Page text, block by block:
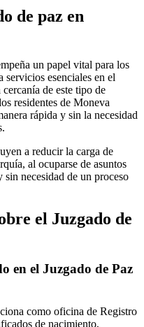
de paz en
un papel vital para los
servicios esenciales en el
de este tipo de
residentes de Moneva
rápida y sin la necesidad
a reducir la carga de
al ocuparse de asuntos
sin necesidad de un proceso
el Juzgado de
en el Juzgado de Paz
como oficina de Registro
de nacimiento,